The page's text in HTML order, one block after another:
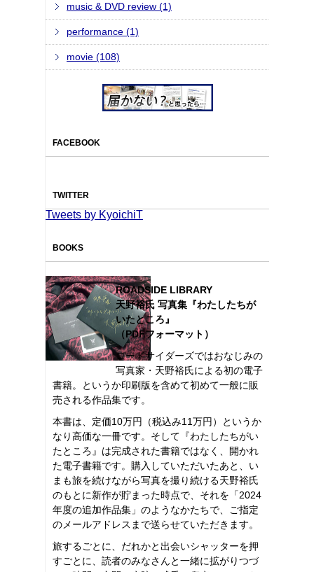
music & DVD review (1)
performance (1)
movie (108)
FACEBOOK
TWITTER
Tweets by KyoichiT
BOOKS
ROADSIDE LIBRARY
天野裕氏 写真集『わたしたちが
いたところ』
（PDFフォーマット）
ロードサイダーズではおなじみの
写真家・天野裕氏による初の電子
書籍。というか印刷版を含めて初めて一般に販
売される作品集です。
本書は、定価10万円（税込み11万円）というか
なり高価な一冊です。そして『わたしたちがい
たところ』は完成された書籍ではなく、開かれ
た電子書籍です。購入していただいたあと、い
まも旅を続けながら写真を撮り続ける天野裕氏
のもとに新作が貯まった時点で、それを「2024
年度の追加作品集」のようなかたちで、ご指定
のメールアドレスまで送らせていただきます。
旅するごとに、だれかと出会いシャッターを押
すごとに、読者のみなさんと一緒に拡がりつづ